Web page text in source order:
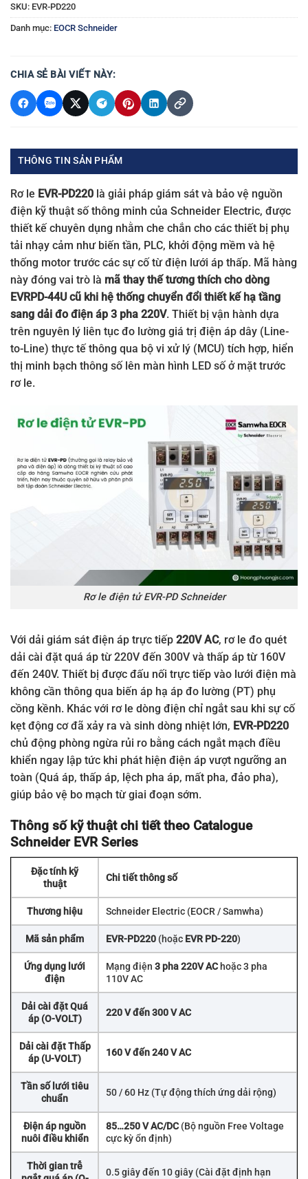
SKU: EVR-PD220
Danh mục: EOCR Schneider
CHIA SẺ BÀI VIẾT NÀY:
THÔNG TIN SẢN PHẨM
Rơ le EVR-PD220 là giải pháp giám sát và bảo vệ nguồn
điện kỹ thuật số thông minh của Schneider Electric, được
thiết kế chuyên dụng nhằm che chắn cho các thiết bị phụ
tải nhạy cảm như biến tần, PLC, khởi động mềm và hệ
thống motor trước các sự cố từ điện lưới áp thấp. Mã hàng
này đóng vai trò là mã thay thế tương thích cho dòng
EVRPD-44U cũ khi hệ thống chuyển đổi thiết kế hạ tầng
sang dải đo điện áp 3 pha 220V. Thiết bị vận hành dựa
trên nguyên lý liên tục đo lường giá trị điện áp dây (Line-
to-Line) thực tế thông qua bộ vi xử lý (MCU) tích hợp, hiển
thị minh bạch thông số lên màn hình LED số ở mặt trước
rơ le.
Rơ le điện tử EVR-PD Schneider
Với dải giám sát điện áp trực tiếp 220V AC, rơ le đo quét
dải cài đặt quá áp từ 220V đến 300V và thấp áp từ 160V
đến 240V. Thiết bị được đấu nối trực tiếp vào lưới điện mà
không cần thông qua biến áp hạ áp đo lường (PT) phụ
cồng kềnh. Khác với rơ le dòng điện chỉ ngắt sau khi sự cố
kẹt động cơ đã xảy ra và sinh dòng nhiệt lớn, EVR-PD220
chủ động phòng ngừa rủi ro bằng cách ngắt mạch điều
khiển ngay lập tức khi phát hiện điện áp vượt ngưỡng an
toàn (Quá áp, thấp áp, lệch pha áp, mất pha, đảo pha),
giúp bảo vệ bo mạch từ giai đoạn sớm.
Thông số kỹ thuật chi tiết theo Catalogue
Schneider EVR Series
Đặc tính kỹ
thuật
Chi tiết thông số
Thương hiệu Schneider Electric (EOCR / Samwha)
Mã sản phẩm EVR-PD220 (hoặc EVR PD-220)
Ứng dụng lưới
điện
Mạng điện 3 pha 220V AC hoặc 3 pha
110V AC
Dải cài đặt Quá
áp (O-VOLT)
220 V đến 300 V AC
Dải cài đặt Thấp
áp (U-VOLT)
160 V đến 240 V AC
Tần số lưới tiêu
chuẩn
50 / 60 Hz (Tự động thích ứng dải rộng)
Điện áp nguồn
nuôi điều khiển
85…250 V AC/DC (Bộ nguồn Free Voltage
cực kỳ ổn định)
Thời gian trễ
0.5 giây đến 10 giây (Cài đặt định hạn